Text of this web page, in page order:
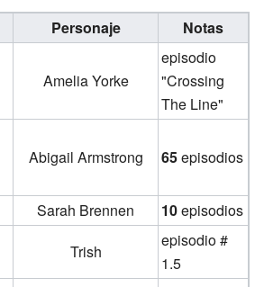
Personaje Notas
Amelia Yorke
episodio
"Crossing
The Line"
Abigail Armstrong 65episodios
Sarah Brennen 10episodios
Trish
episodio #
1.5